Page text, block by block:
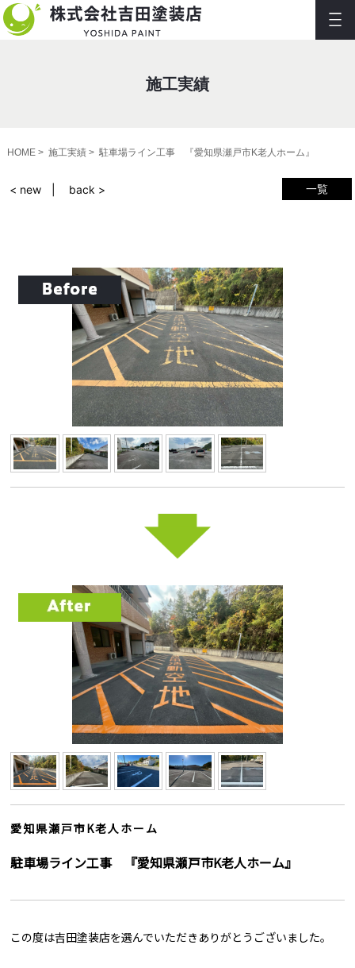
施工実績
HOME 施工実績 駐車場ライン工事 『愛知県瀬戸市K老人ホーム』
一覧
< new back >
愛知県瀬戸市K老人ホーム
駐車場ライン工事 『愛知県瀬戸市K老人ホーム』
この度は吉田塗装店を選んでいただきありがとうございました。